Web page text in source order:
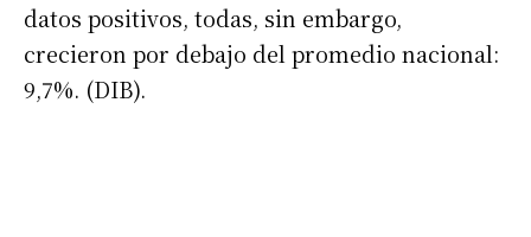
datos positivos, todas, sin embargo,
crecieron por debajo del promedio nacional:
9,7%. (DIB).